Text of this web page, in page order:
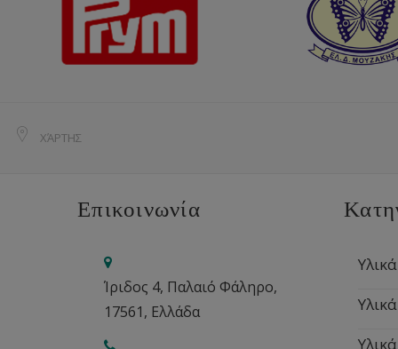
ΧΆΡΤΗΣ
Επικοινωνία
Ίριδος 4, Παλαιό Φάληρο,
17561, Ελλάδα